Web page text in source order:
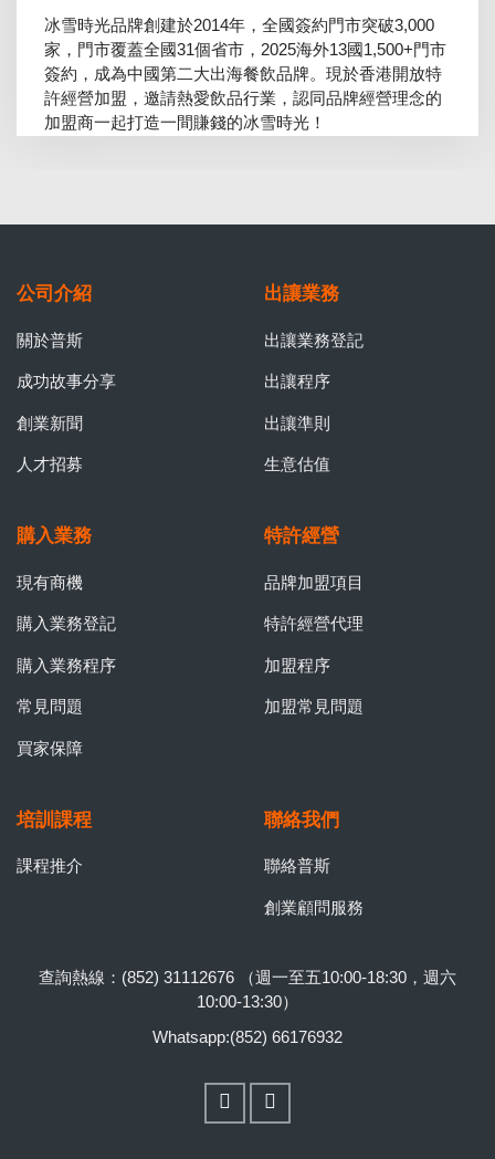
冰雪時光品牌創建於2014年，全國簽約門市突破3,000
家，門市覆蓋全國31個省市，2025海外13國1,500+門市
簽約，成為中國第二大出海餐飲品牌。現於香港開放特
許經營加盟，邀請熱愛飲品行業，認同品牌經營理念的
加盟商一起打造一間賺錢的冰雪時光！
公司介紹
關於普斯
成功故事分享
創業新聞
人才招募
出讓業務
出讓業務登記
出讓程序
出讓準則
生意估值
購入業務
現有商機
購入業務登記
購入業務程序
常見問題
買家保障
特許經營
品牌加盟項目
特許經營代理
加盟程序
加盟常見問題
培訓課程
課程推介
聯絡我們
聯絡普斯
創業顧問服務
查詢熱線：(852) 31112676 （週一至五10:00-18:30，週六
10:00-13:30）
Whatsapp:(852) 66176932